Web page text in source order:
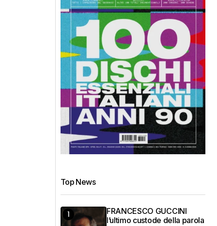
Top News
FRANCESCO GUCCINI
l’ultimo custode della parola